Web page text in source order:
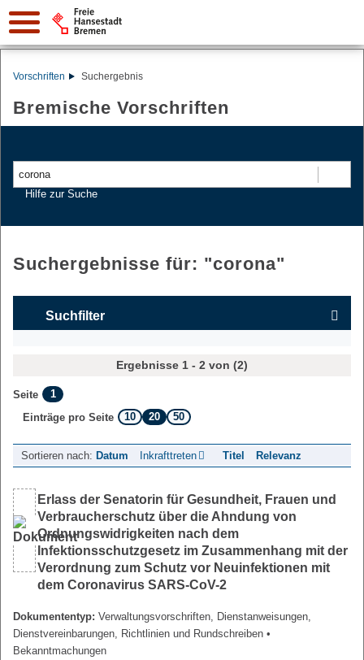
Vorschriften Suchergebnis
Bremische Vorschriften
Hilfe zur Suche
Suchergebnisse für: "corona"
Suchfilter
Ergebnisse 1 - 2 von (2)
Seite
1
Einträge pro Seite
10 20 50
Sortieren nach: Datum Inkrafttreten Titel Relevanz
Erlass der Senatorin für Gesundheit, Frauen und
Verbraucherschutz über die Ahndung von
Ordnungswidrigkeiten nach dem
Infektionsschutzgesetz im Zusammenhang mit der
Verordnung zum Schutz vor Neuinfektionen mit
dem Coronavirus SARS-CoV-2
Dokumententyp: Verwaltungsvorschriften, Dienstanweisungen,
Dienstvereinbarungen, Richtlinien und Rundschreiben •
Bekanntmachungen